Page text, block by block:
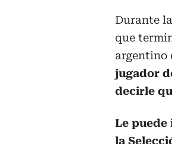
Durante la
que
argentino
jugador
decirle
Le puede
la